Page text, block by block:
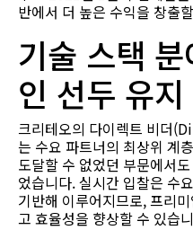
반에서 더 높은 수익을 창출
기술 스택
인 선두 유지
크리테오의 다이렉트 비더
는 수요 파트너의 최상위 계
도달할 수 없었던 부문에서
었습니다. 실시간 입찰은 수
기반해 이루어지므로, 프리
고 효율성을 향상할 수 있습